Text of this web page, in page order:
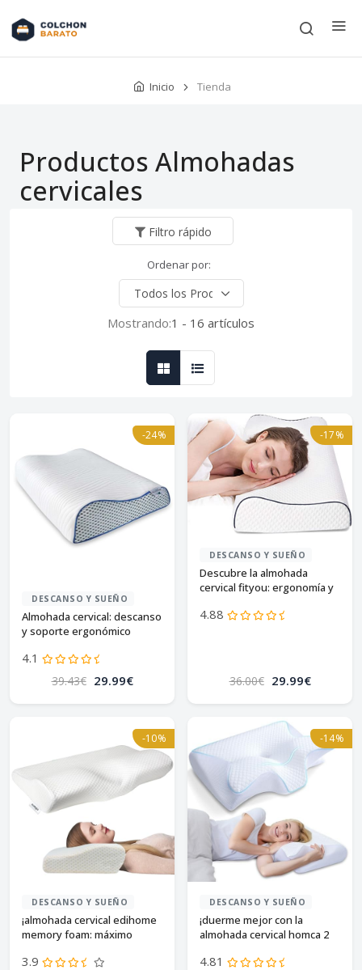
Inicio Tienda
Productos Almohadas
cervicales
Filtro rápido
Ordenar por:
Mostrando:1 - 16 artículos
-24%
DESCANSO Y SUEÑO
Almohada cervical: descanso
y soporte ergonómico
4.1
39.43€ 29.99€
-17%
DESCANSO Y SUEÑO
Descubre la almohada
cervical fityou: ergonomía y
4.88
36.00€ 29.99€
-10%
DESCANSO Y SUEÑO
¡almohada cervical edihome
memory foam: máximo
3.9
-14%
DESCANSO Y SUEÑO
¡duerme mejor con la
almohada cervical homca 2
4.81